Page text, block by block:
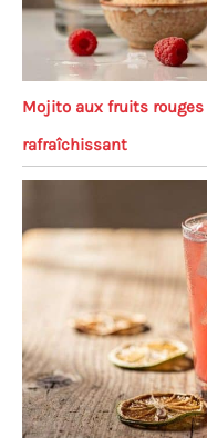
Mojito aux fruits
rafraîchissant